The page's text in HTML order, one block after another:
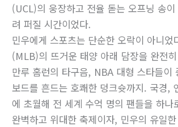
(UCL)의 웅장하고 전율 돋는 오프닝 송
려 퍼질 시간이었다.
민우에게 스포츠는 단순한 오락이 아니었
(MLB)의 뜨거운 태양 아래 담장을 완전
만루 홈런의 타구음, NBA 대형 스타들이
보드를 흔드는 호쾌한 덩크슛까지. 국경,
에 초월해 전 세계 수억 명의 팬들을 하나
완벽하고 위대한 축제이자, 민우의 유일